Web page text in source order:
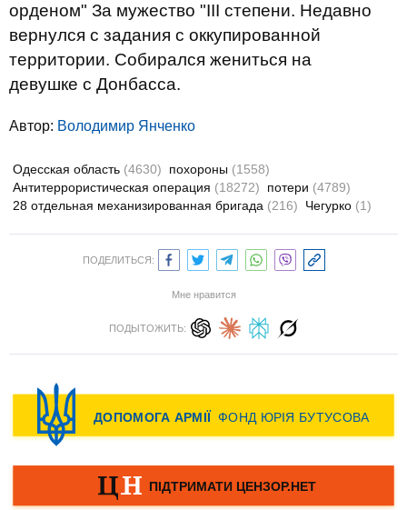
орденом" За мужество "III степени. Недавно
вернулся с задания с оккупированной
территории. Собирался жениться на
девушке с Донбасса.
Автор: Володимир Янченко
Одесская область (4630) похороны (1558)
Антитеррористическая операция (18272) потери (4789)
28 отдельная механизированная бригада (216) Чегурко (1)
ПОДЕЛИТЬСЯ:
Мне нравится
ПОДЫТОЖИТЬ: